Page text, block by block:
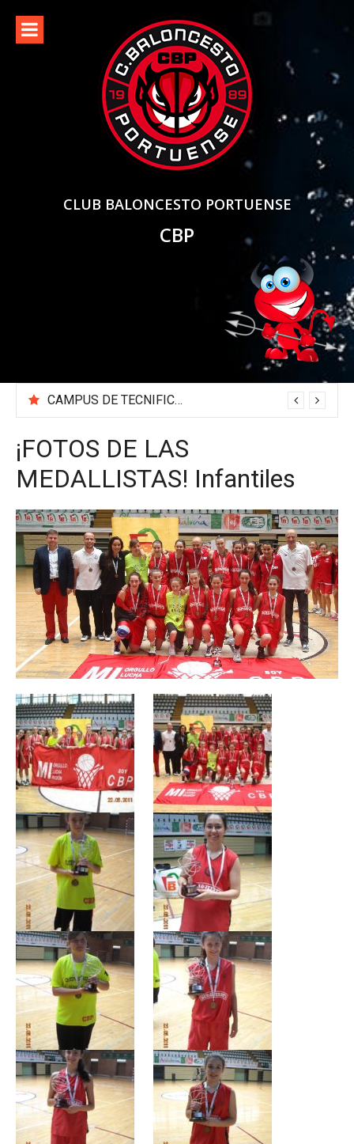
content
CLUB BALONCESTO PORTUENSE
CBP
CAMPUS DE TECNIFICACIÓN 2026 «BEA SÁNCHEZ»
¡FOTOS DE LAS
MEDALLISTAS! Infantiles